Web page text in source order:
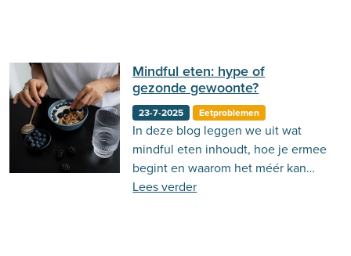
Mindful eten: hype of
gezonde gewoonte?
23-7-2025 Eetproblemen
In deze blog leggen we uit wat
mindful eten inhoudt, hoe je ermee
begint en waarom het méér kan
zijn dan alleen een social media-
Lees verder